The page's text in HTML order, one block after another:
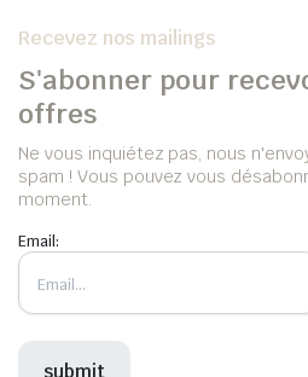
Recevez nos mailings
S'abonner pour
offres
Ne vous inquiétez pas, nous
spam ! Vous pouvez vous
moment.
Email: